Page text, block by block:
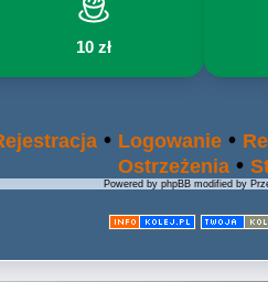
10 zł
• Logowanie •
Ostrzeżenia •
Powered by phpBB modified by